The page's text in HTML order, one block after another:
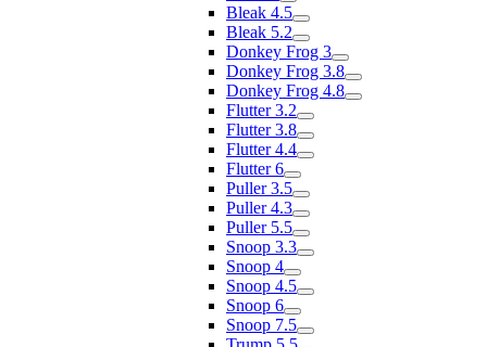
Bleak 4.5
Bleak 5.2
Donkey Frog 3
Donkey Frog 3.8
Donkey Frog 4.8
Flutter 3.2
Flutter 3.8
Flutter 4.4
Flutter 6
Puller 3.5
Puller 4.3
Puller 5.5
Snoop 3.3
Snoop 4
Snoop 4.5
Snoop 6
Snoop 7.5